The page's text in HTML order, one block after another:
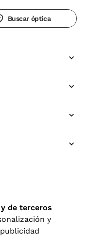
Buscar óptica
de terceros
y